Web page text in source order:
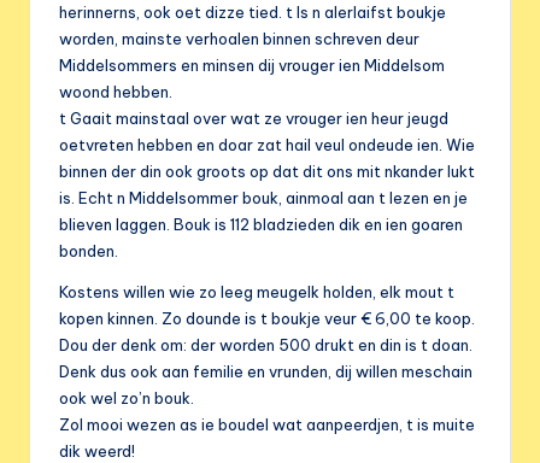
herinnerns, ook oet dizze tied. t Is n alerlaifst boukje
worden, mainste verhoalen binnen schreven deur
Middelsommers en minsen dij vrouger ien Middelsom
woond hebben.
t Gaait mainstaal over wat ze vrouger ien heur jeugd
oetvreten hebben en doar zat hail veul ondeude ien. Wie
binnen der din ook groots op dat dit ons mit nkander lukt
is. Echt n Middelsommer bouk, ainmoal aan t lezen en je
blieven laggen. Bouk is 112 bladzieden dik en ien goaren
bonden.
Kostens willen wie zo leeg meugelk holden, elk mout t
kopen kinnen. Zo dounde is t boukje veur € 6,00 te koop.
Dou der denk om: der worden 500 drukt en din is t doan.
Denk dus ook aan femilie en vrunden, dij willen meschain
ook wel zo’n bouk.
Zol mooi wezen as ie boudel wat aanpeerdjen, t is muite
dik weerd!